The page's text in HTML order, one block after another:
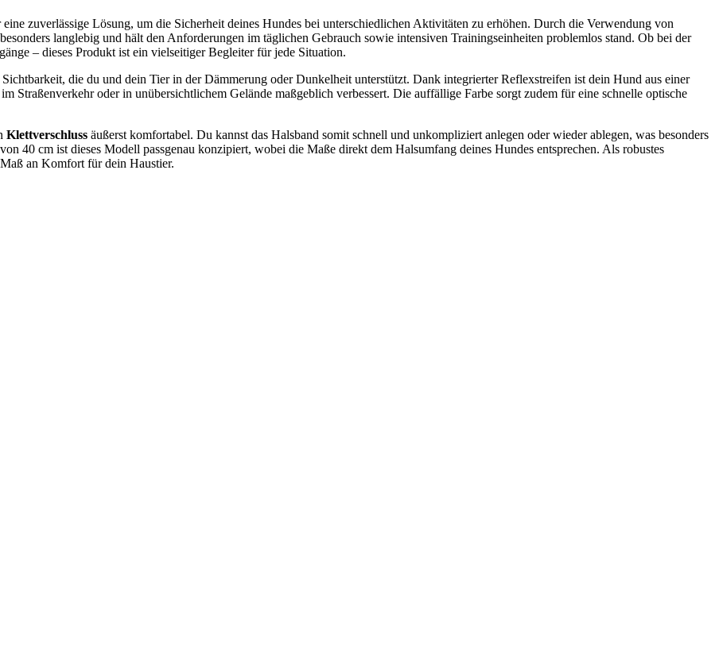
zuverlässige Lösung, um die Sicherheit deines Hundes bei unterschiedlichen Aktivitäten zu erhöhen. Durch die Verwendung von
langlebig und hält den Anforderungen im täglichen Gebrauch sowie intensiven Trainingseinheiten problemlos stand. Ob bei der
– dieses Produkt ist ein vielseitiger Begleiter für jede Situation.
die du und dein Tier in der Dämmerung oder Dunkelheit unterstützt. Dank integrierter Reflexstreifen ist dein Hund aus einer
Straßenverkehr oder in unübersichtlichem Gelände maßgeblich verbessert. Die auffällige Farbe sorgt zudem für eine schnelle optische
Klettverschluss äußerst komfortabel. Du kannst das Halsband somit schnell und unkompliziert anlegen oder wieder ablegen, was besonders
40 cm ist dieses Modell passgenau konzipiert, wobei die Maße direkt dem Halsumfang deines Hundes entsprechen. Als robustes
an Komfort für dein Haustier.